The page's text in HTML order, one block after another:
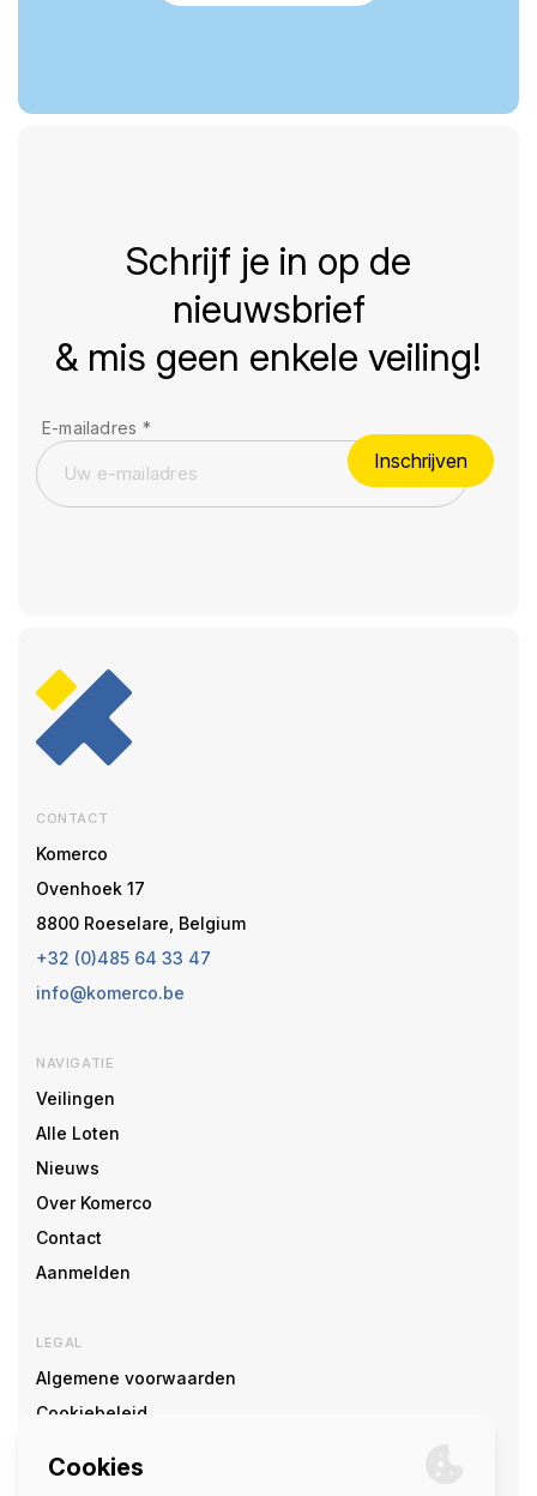
Schrijf je in op de
nieuwsbrief
& mis geen enkele veiling!
E-mailadres *
Inschrijven
CONTACT
Komerco
Ovenhoek 17
8800 Roeselare, Belgium
+32 (0)485 64 33 47
info@komerco.be
NAVIGATIE
Veilingen
Alle Loten
Nieuws
Over Komerco
Contact
Aanmelden
LEGAL
Algemene voorwaarden
Cookiebeleid